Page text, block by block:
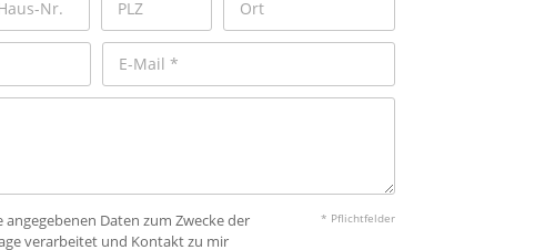
angegebenen Daten zum Zwecke der
verarbeitet und Kontakt zu mir
* Pflichtfelder